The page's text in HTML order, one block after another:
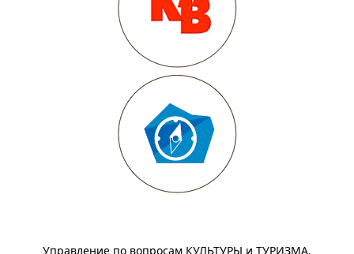
Управление по вопросам КУЛЬТУРЫ и ТУРИЗМА.